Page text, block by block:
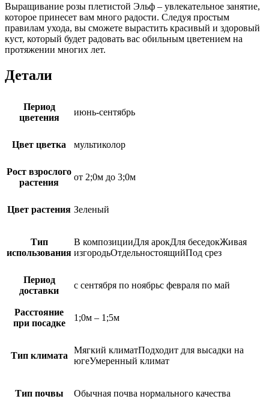
Выращивание розы плетистой Эльф – увлекательное занятие,
которое принесет вам много радости. Следуя простым
правилам ухода, вы сможете вырастить красивый и здоровый
куст, который будет радовать вас обильным цветением на
протяжении многих лет.
Детали
Период
цветения
июнь-сентябрь
Цвет цветка мультиколор
Рост взрослого
растения
от 2;0м до 3;0м
Цвет растения Зеленый
Тип
использования
В композицииДля арокДля беседокЖивая
изгородьОтдельностоящийПод срез
Период
доставки
с сентября по ноябрьс февраля по май
Расстояние
при посадке
1;0м – 1;5м
Тип климата
Мягкий климатПодходит для высадки на
югеУмеренный климат
Тип почвы Обычная почва нормального качества